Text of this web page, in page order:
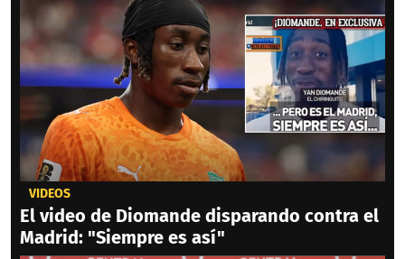
VIDEOS
El video de Diomande disparando contra el
Madrid: "Siempre es así"